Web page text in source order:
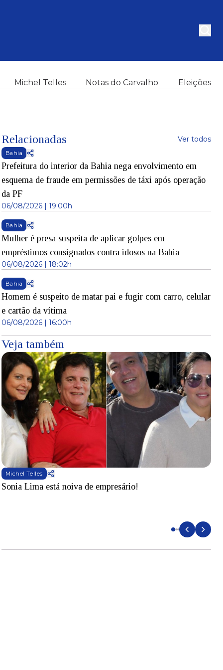
Michel Telles Notas do Carvalho Eleições
Relacionadas Ver todos
Bahia
Prefeitura do interior da Bahia nega envolvimento em
esquema de fraude em permissões de táxi após operação
da PF
06/08/2026 | 19:00h
Bahia
Mulher é presa suspeita de aplicar golpes em
empréstimos consignados contra idosos na Bahia
06/08/2026 | 18:02h
Bahia
Homem é suspeito de matar pai e fugir com carro, celular
e cartão da vítima
06/08/2026 | 16:00h
Veja também
Michel Telles
Sonia Lima está noiva de empresário!